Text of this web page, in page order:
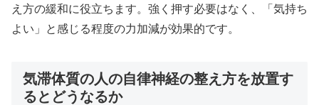
え方の緩和に役立ちます。強く押す必要はなく、「気持ち
よい」と感じる程度の力加減が効果的です。
気滞体質の人の自律神経の整え方を放置す
るとどうなるか